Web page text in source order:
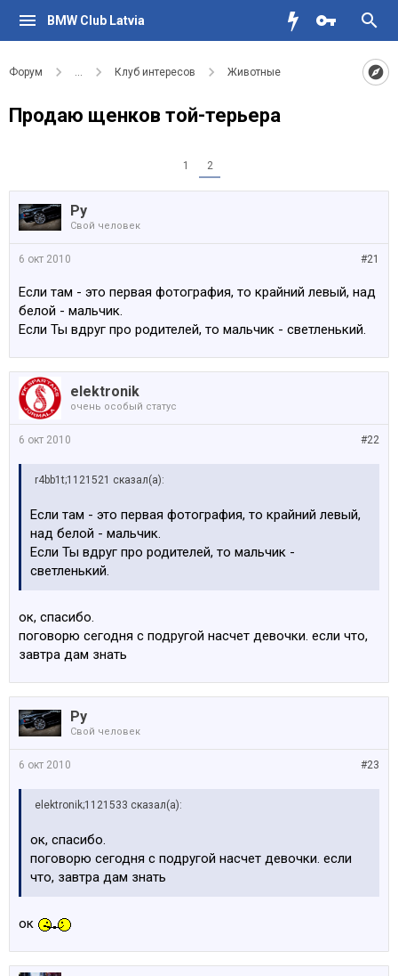
BMW Club Latvia
Форум ... Клуб интересов Животные
Продаю щенков той-терьера
1 2
Ру
Свой человек
#21
6 окт 2010
Если там - это первая фотография, то крайний левый, над
белой - мальчик.
Если Ты вдруг про родителей, то мальчик - светленький.
elektronik
очень особый статус
#22
6 окт 2010
r4bb1t;1121521 сказал(а):
Если там - это первая фотография, то крайний левый,
над белой - мальчик.
Если Ты вдруг про родителей, то мальчик -
светленький.
ок, спасибо.
поговорю сегодня с подругой насчет девочки. если что,
завтра дам знать
Ру
Свой человек
#23
6 окт 2010
elektronik;1121533 сказал(а):
ок, спасибо.
поговорю сегодня с подругой насчет девочки. если
что, завтра дам знать
ок